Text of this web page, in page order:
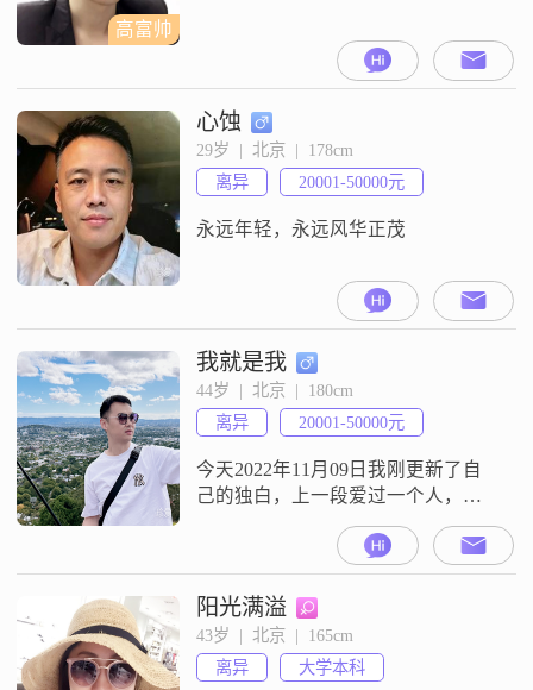
高富帅
心蚀
29岁  |  北京  |  178cm
离异
20001-50000元
永远年轻，永远风华正茂
我就是我
44岁  |  北京  |  180cm
离异
20001-50000元
今天2022年11月09日我刚更新了自
己的独白，上一段爱过一个人，从
未伤过这么深，所以在以后只为获
得一位真心懂得 爱 和 感恩、善良、
无谎言的女士， 我在北京通州， 一
车一小房一小公司，明年计划再购
一套房，本人宠老婆型，知你冷
暖，爱你愿为你舍弃生命都可以守
护你，如若有缘，今生必定好好宠
阳光满溢
43岁  |  北京  |  165cm
离异
大学本科